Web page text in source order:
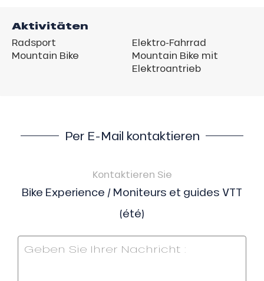
Aktivitäten
Radsport
Mountain Bike
Elektro-Fahrrad
Mountain Bike mit
Elektroantrieb
Per E-Mail kontaktieren
Kontaktieren Sie
Bike Experience / Moniteurs et guides VTT
(été)